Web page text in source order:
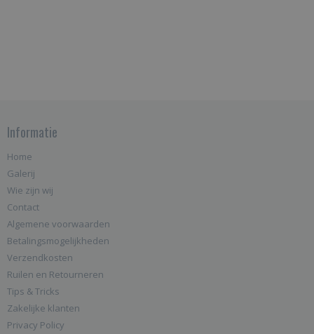
Informatie
Home
Galerij
Wie zijn wij
Contact
Algemene voorwaarden
Betalingsmogelijkheden
Verzendkosten
Ruilen en Retourneren
Tips & Tricks
Zakelijke klanten
Privacy Policy